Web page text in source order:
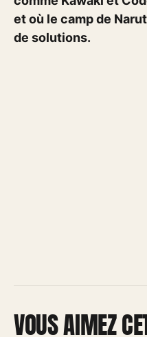
et où le camp de
de solutions.
VOUS AIMEZ